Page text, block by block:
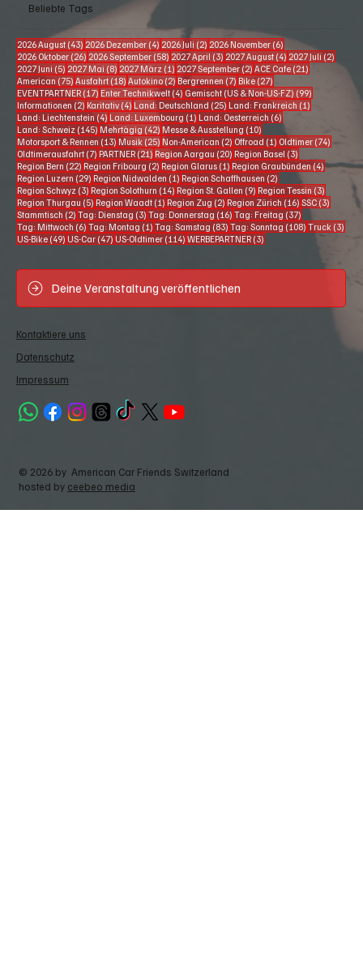
Beliebte Tags
2026 August (43) 43 Beiträge
2026 Dezember (4) 4 Beiträge
2026 Juli (2) 2 Beiträge
2026 November (6) 6 Beiträge
2026 Oktober (26) 26 Beiträge
2026 September (58) 58 Beiträge
2027 April (3) 3 Beiträge
2027 August (4) 4 Beiträge
2027 Juli (2)
2027 Juni (5) 5 Beiträge
2027 Mai (8) 8 Beiträge
2027 März (1) 1 Beitrag
2027 September (2) 2 Beiträge
ACE Cafe (21) 21 Beiträge
American (75) 75 Beiträge
Ausfahrt (18) 18 Beiträge
Autokino (2) 2 Beiträge
Bergrennen (7) 7 Beiträge
Bike (27)
EVENTPARTNER (17) 17 Beiträge
Enter Technikwelt (4) 4 Beiträge
Gemischt (US & Non-US-FZ) (99)
Informationen (2) 2 Beiträge
Karitativ (4) 4 Beiträge
Land: Deutschland (25) 25 Beiträge
Land: Frankreich (1)
Land: Liechtenstein (4) 4 Beiträge
Land: Luxembourg (1) 1 Beitrag
Land: Oesterreich (6)
Land: Schweiz (145) 145 Beiträge
Mehrtägig (42) 42 Beiträge
Messe & Ausstellung (10)
Motorsport & Rennen (13) 13 Beiträge
Musik (25) 25 Beiträge
Non-American (2) 2 Beiträge
Offroad (1) 1 Beitrag
Oldtimer (74)
Oldtimerausfahrt (7) 7 Beiträge
PARTNER (21) 21 Beiträge
Region Aargau (20) 20 Beiträge
Region Basel (3)
Region Bern (22) 22 Beiträge
Region Fribourg (2) 2 Beiträge
Region Glarus (1) 1 Beitrag
Region Graubünden (4)4 Beiträge
Region Luzern (29) 29 Beiträge
Region Nidwalden (1) 1 Beitrag
Region Schaffhausen (2)
Region Schwyz (3) 3 Beiträge
Region Solothurn (14) 14 Beiträge
Region St. Gallen (9) 9 Beiträge
Region Tessin (3) 3
Region Thurgau (5) 5 Beiträge
Region Waadt (1) 1 Beitrag
Region Zug (2) 2 Beiträge
Region Zürich (16) 16 Beiträge
SSC (3) 3
Stammtisch (2) 2 Beiträge
Tag: Dienstag (3) 3 Beiträge
Tag: Donnerstag (16) 16 Beiträge
Tag: Freitag (37)
Tag: Mittwoch (6) 6 Beiträge
Tag: Montag (1) 1 Beitrag
Tag: Samstag (83) 83 Beiträge
Tag: Sonntag (108) 108 Beiträge
Truck (3)
US-Bike (49) 49 Beiträge
US-Car (47) 47 Beiträge
US-Oldtimer (114) 114 Beiträge
WERBEPARTNER (3)
Deine Veranstaltung veröffentlichen
Kontaktiere uns
Datenschutz
Impressum
© 2026 by American Car Friends Switzerland
hosted by ceebeo media